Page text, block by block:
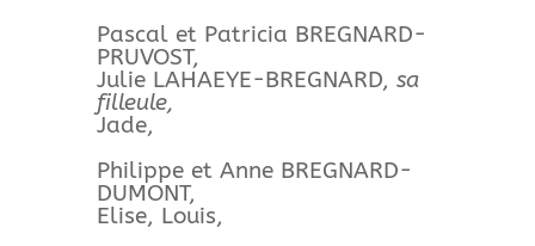
Pascal et Patricia BREGNARD-
PRUVOST,
Julie LAHAEYE-BREGNARD, sa
filleule,
Jade,
Philippe et Anne BREGNARD-
DUMONT,
Elise, Louis,